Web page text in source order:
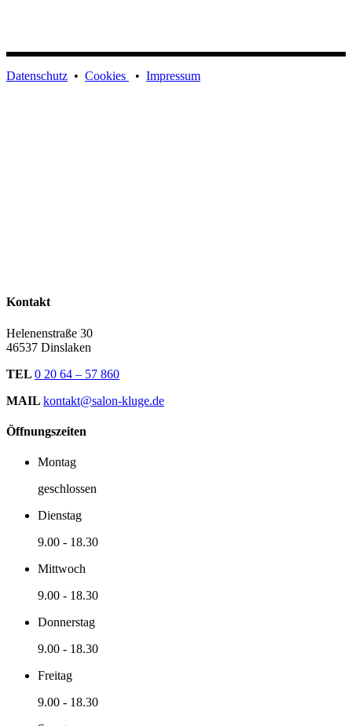
Datenschutz • Cookies • Impressum
Kontakt
Helenenstraße 30
46537 Dinslaken
TEL 0 20 64 – 57 860
MAIL kontakt@salon-kluge.de
Öffnungszeiten
Montag
geschlossen
Dienstag
9.00 - 18.30
Mittwoch
9.00 - 18.30
Donnerstag
9.00 - 18.30
Freitag
9.00 - 18.30